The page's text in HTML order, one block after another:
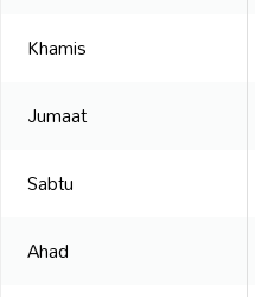
Khamis
Jumaat
Sabtu
Ahad